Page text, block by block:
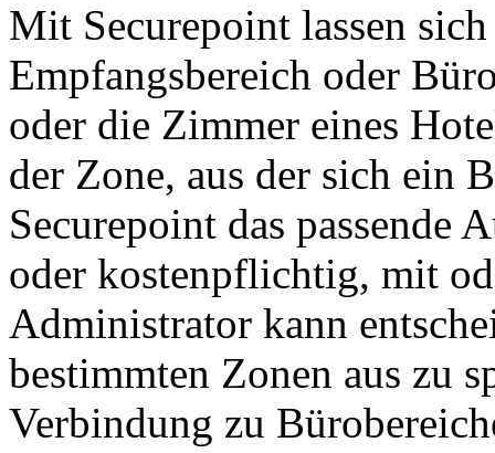
Mit Securepoint lassen
Empfangsbereich oder
oder die Zimmer eines
der Zone, aus der sich ein
Securepoint das passende
oder kostenpflichtig, mit
Administrator kann
bestimmten Zonen aus zu
Verbindung zu